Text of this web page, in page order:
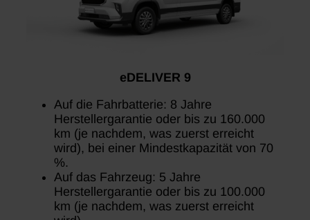
eDELIVER 9
Auf die Fahrbatterie: 8 Jahre
Herstellergarantie oder bis zu 160.000
km (je nachdem, was zuerst erreicht
wird), bei einer Mindestkapazität von 70
%.
Auf das Fahrzeug: 5 Jahre
Herstellergarantie oder bis zu 100.000
km (je nachdem, was zuerst erreicht